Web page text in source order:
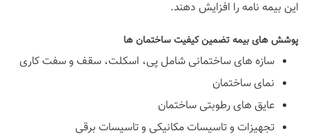
این بیمه نامه را افزایش دهند.
پوشش های بیمه تضمین کیفیت ساختمان ها
سازه های ساختمانی شامل پی، اسکلت، سقف و سفت کاری
نمای ساختمان
عایق های رطوبتی ساختمان
تجهیزات و تاسیسات مکانیکی و تاسیسات برقی